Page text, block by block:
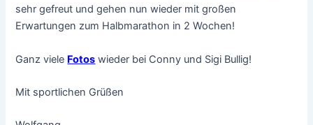
sehr gefreut und gehen nun wieder mit großen
Erwartungen zum Halbmarathon in 2 Wochen!
Ganz viele Fotos wieder bei Conny und Sigi Bullig!
Mit sportlichen Grüßen